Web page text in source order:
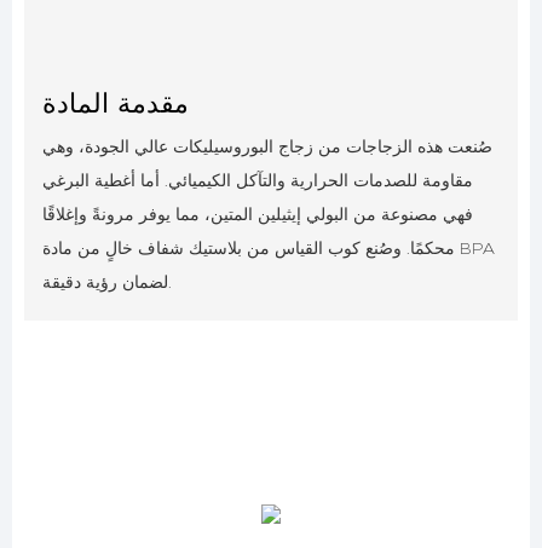
مقدمة المادة
صُنعت هذه الزجاجات من زجاج البوروسيليكات عالي الجودة، وهي
مقاومة للصدمات الحرارية والتآكل الكيميائي. أما أغطية البرغي
فهي مصنوعة من البولي إيثيلين المتين، مما يوفر مرونةً وإغلاقًا
محكمًا. وصُنع كوب القياس من بلاستيك شفاف خالٍ من مادة BPA
لضمان رؤية دقيقة.